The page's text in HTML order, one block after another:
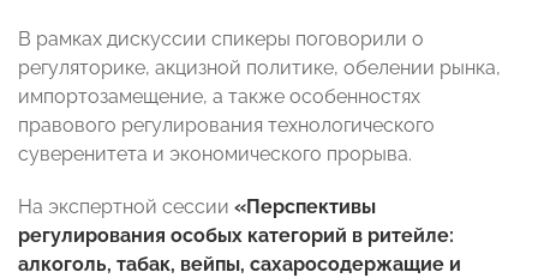
В рамках дискуссии спикеры поговорили о
регуляторике, акцизной политике, обелении рынка,
импортозамещение, а также особенностях
правового регулирования технологического
суверенитета и экономического прорыва.
На экспертной сессии «Перспективы
регулирования особых категорий в ритейле:
алкоголь, табак, вейпы, сахаросодержащие и